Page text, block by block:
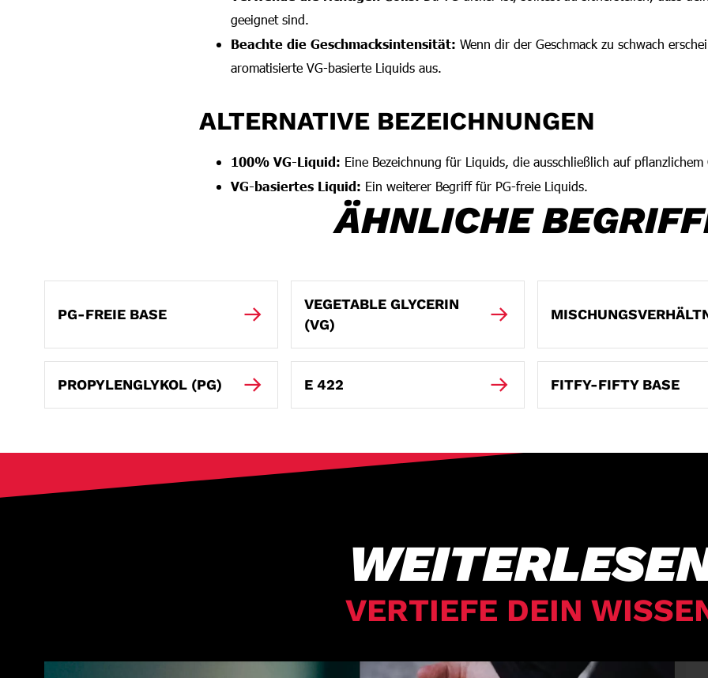
geeignet sind.
Beachte die Geschmacksintensität: Wenn dir der Geschmack zu schwach
aromatisierte VG-basierte Liquids aus.
ALTERNATIVE BEZEICHNUNGEN
100% VG-Liquid: Eine Bezeichnung für Liquids, die ausschließlich auf
VG-basiertes Liquid: Ein weiterer Begriff für PG-freie Liquids.
ÄHNLICHE
PG-FREIE BASE
VEGETABLE GLYCERIN
(VG)
PROPYLENGLYKOL (PG) E 422 FITFY-FIFTY BASE
VERTIEFE DEIN